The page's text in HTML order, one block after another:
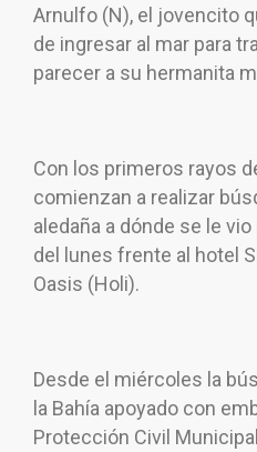
Arnulfo (N), el jovencito
de ingresar al mar para
parecer a su hermanita
Con los primeros rayos
comienzan a realizar
aledaña a dónde se le
del lunes frente al hotel
Oasis (Holi).
Desde el miércoles la
la Bahía apoyado con
Protección Civil